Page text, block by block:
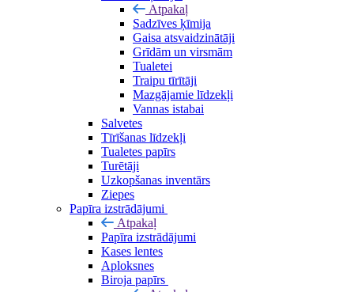
Atpakaļ
Sadzīves ķīmija
Gaisa atsvaidzinātāji
Grīdām un virsmām
Tualetei
Traipu tīrītāji
Mazgājamie līdzekļi
Vannas istabai
Salvetes
Tīrīšanas līdzekļi
Tualetes papīrs
Turētāji
Uzkopšanas inventārs
Ziepes
Papīra izstrādājumi
Atpakaļ
Papīra izstrādājumi
Kases lentes
Aploksnes
Biroja papīrs